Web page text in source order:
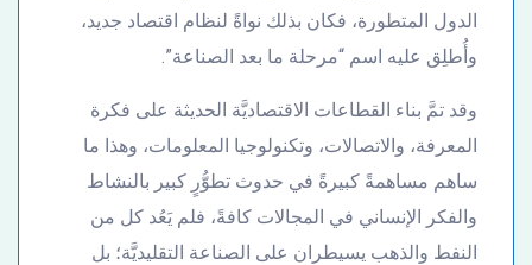
الدول المتطورة، فكان بذلك نواةً لنظام اقتصاد جديد،
وأُطلِق عليه اسم “مرحلة ما بعد الصناعة”.
وقد تمَّ بناء القطاعات الاقتصاديَّة الحديثة على فكرة
المعرفة، والاتصالات، وتكنولوجيا المعلومات، وهذا ما
ساهم مساهمةً كبيرةً في حدوث تطوُّرٍ كبير بالنشاط
والفكر الإنساني في المجالات كافةً، فلم يَعُد كل من
النفط والذهب يسيطران على الصناعة التقليديَّة؛ بل